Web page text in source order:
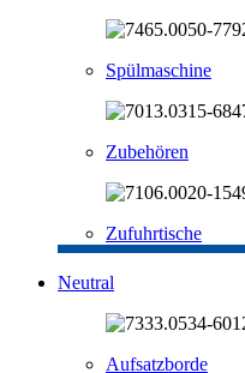
Spülmaschine
Zubehören
Zufuhrtische
Neutral
Aufsatzborde